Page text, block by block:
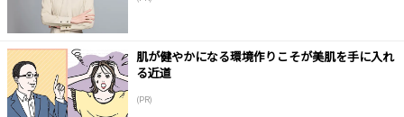
肌が健やかになる環境作りこそが美肌を手に入れ
る近道
(PR)